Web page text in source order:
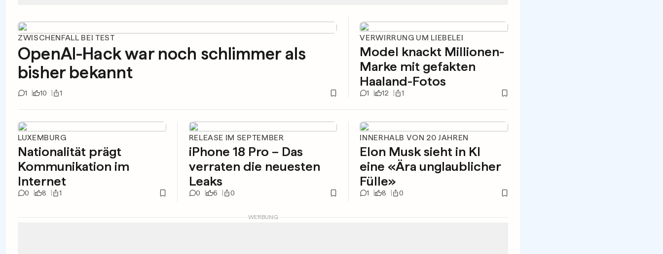
ZWISCHENFALL BEI TEST
OpenAI-Hack war noch schlimmer als
bisher bekannt
1 10 1
VERWIRRUNG UM LIEBELEI
Model knackt Millionen-
Marke mit gefakten
Haaland-Fotos
1 12 1
LUXEMBURG
Nationalität prägt
Kommunikation im
Internet
0 8 1
RELEASE IM SEPTEMBER
iPhone 18 Pro – Das
verraten die neuesten
Leaks
0 6 0
INNERHALB VON 20 JAHREN
Elon Musk sieht in KI
eine «Ära unglaublicher
Fülle»
1 8 0
WERBUNG